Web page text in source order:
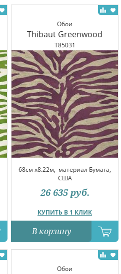
Обои
Thibaut Greenwood
T85031
68см x8.22м, материал Бумага,
США
КУПИТЬ В 1 КЛИК
26 635 руб.
В корзину
Обои